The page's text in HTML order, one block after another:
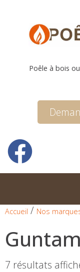
Poêle à bois
Accueil / Nos
7 résultats